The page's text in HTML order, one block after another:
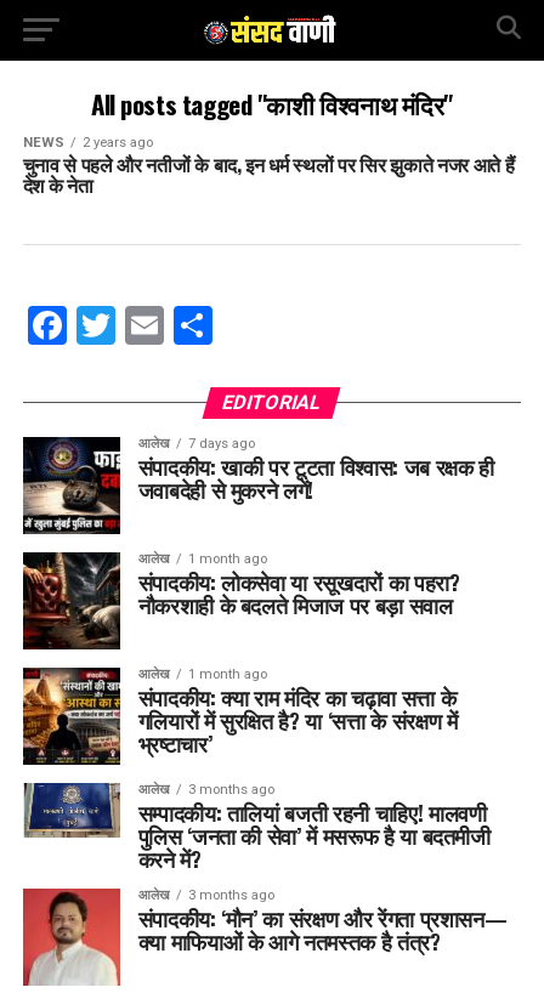
All posts tagged "काशी विश्वनाथ मंदिर"
NEWS 2 years ago
चुनाव से पहले और नतीजों के बाद, इन धर्म स्थलों पर सिर झुकाते नजर आते हैं
देश के नेता
Facebook
Twitter
EmailShare
EDITORIAL
आलेख 7 days ago
संपादकीय: खाकी पर टूटता विश्वास: जब रक्षक ही
जवाबदेही से मुकरने लगें!
आलेख 1 month ago
संपादकीय: लोकसेवा या रसूखदारों का पहरा?
नौकरशाही के बदलते मिजाज पर बड़ा सवाल
आलेख 1 month ago
संपादकीय: क्या राम मंदिर का चढ़ावा सत्ता के
गलियारों में सुरक्षित है? या ‘सत्ता के संरक्षण में
भ्रष्टाचार’
आलेख 3 months ago
सम्पादकीय: तालियां बजती रहनी चाहिए! मालवणी
पुलिस ‘जनता की सेवा’ में मसरूफ है या बदतमीजी
करने में?
आलेख 3 months ago
संपादकीय: ‘मौन’ का संरक्षण और रेंगता प्रशासन—
क्या माफियाओं के आगे नतमस्तक है तंत्र?